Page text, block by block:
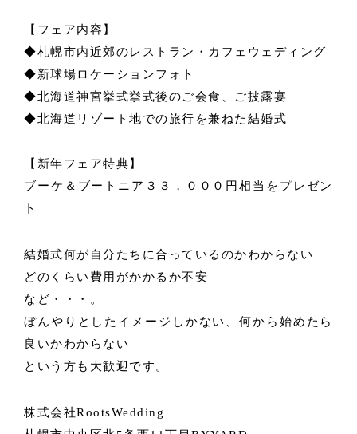
【フェア内容】
◆札幌市内近郊のレストラン・カフェウェディング
◆新球場ロケーションフォト
◆北海道神宮挙式挙式後のご会食、ご披露宴
◆北海道リゾート地での旅行を兼ねた結婚式
【新年フェア特典】
ブーケ＆ブートニア３３，０００円相当をプレゼン
ト
結婚式何が自分たちに合っているのかわからない
どのくらい費用がかかるか不安
など・・・。
ぼんやりとしたイメージしかない、何から始めたら
良いかわからない
という方も大歓迎です。
株式会社RootsWedding